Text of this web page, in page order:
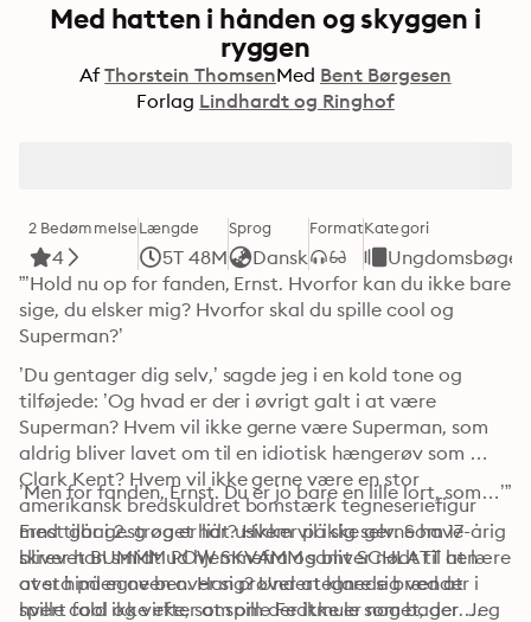
Med hatten i hånden og skyggen i
ryggen
Af Thorstein ThomsenMed Bent Børgesen
Forlag Lindhardt og Ringhof
2 Bedømmelse
4
Længde
5T 48M
Sprog
Dansk
FormatKategori
Ungdomsbøger
”’Hold nu op for fanden, Ernst. Hvorfor kan du ikke bare
sige, du elsker mig? Hvorfor skal du spille cool og
Superman?’
’Du gentager dig selv,’ sagde jeg i en kold tone og
tilføjede: ’Og hvad er der i øvrigt galt i at være
Superman? Hvem vil ikke gerne være Superman, som
aldrig bliver lavet om til en idiotisk hængerøv som
Clark Kent? Hvem vil ikke gerne være en stor
amerikansk bredskuldret bomstærk tegneseriefigur
med tilbagestrøget hår? Hvem vil ikke gerne have
skrevet BUMMM POW SKVAMM samt SCHLATT hen
over himlen oven over sig? Undertegnede brænder i
hvert fald ikke efter at spille Fedtmule som bager. Jeg
’Men for fanden, Ernst. Du er jo bare en lille lort, som…’”
Ernst går i 2. g og er lidt usikker på sig selv. Som 17-årig
bliver han smidt ud hjemmefra og bliver nødt til at lære
at stå på egne ben. Han prøver at klare sig ved at
spille cool og virke, som om der ikke er noget, der